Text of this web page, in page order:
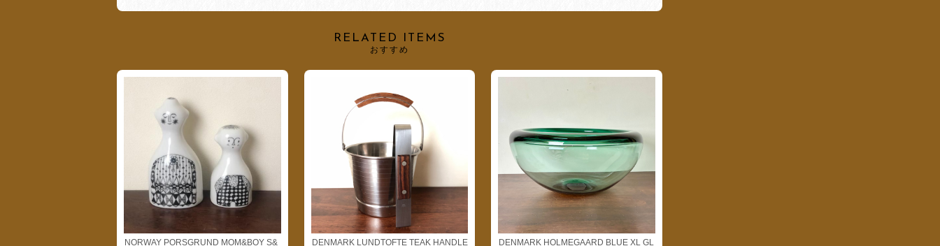
RELATED ITEMS
おすすめ
NORWAY PORSGRUND MOM&BOY S& DENMARK LUNDTOFTE TEAK HANDLE DENMARK HOLMEGAARD BLUE XL GL